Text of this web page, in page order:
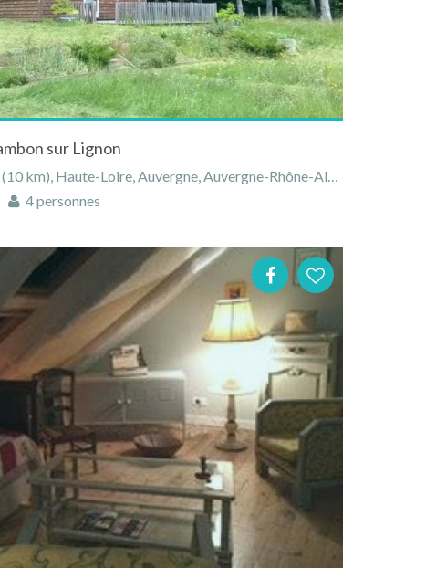
sur Lignon
Haute-Loire, Auvergne, Auvergne-Rhône-Alpes, France
4 personnes